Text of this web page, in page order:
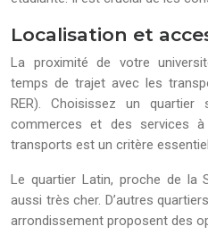
Localisation et
La proximité de votre
temps de trajet avec les
RER). Choisissez un
commerces et des services à
transports est un critère
Le quartier Latin, proche de la
aussi très cher. D’autres
arrondissement proposent des